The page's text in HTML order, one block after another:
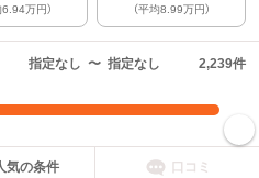
6.94万円）
（平均8.99万円）
指定なし 〜 指定なし 2,239件
料で絞り込む
気の条件 口コミ